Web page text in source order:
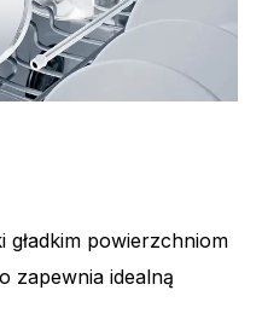
gładkim powierzchniom
zapewnia idealną